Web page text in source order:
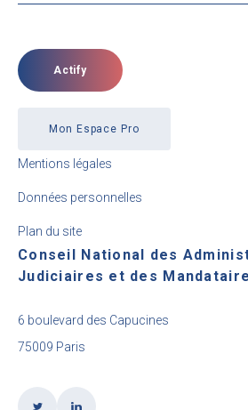
Actify
Mon Espace Pro
Mentions légales
Données personnelles
Plan du site
Conseil National des
Judiciaires et des
6 boulevard des Capucines
75009 Paris